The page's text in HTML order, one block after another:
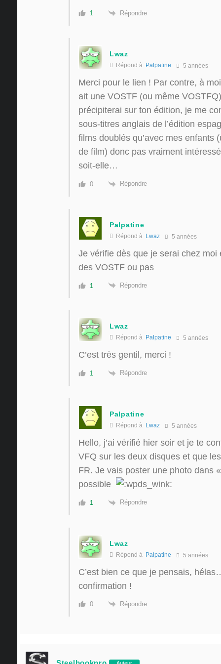
1 Répondre
Lwaz
Répond à Palpatine 5 années
Merci pour le lien ! Par contre, à
ait une VOSTF (ou même
précipiterai sur ton édition, je me
sous-titres anglais de l’édition
films doublés qu’avec mes enfants
de film) donc pas vraiment
soit-elle…
0 Répondre
Palpatine
Répond à Lwaz 5 années
Je vérifie dès que je serai chez
des VOSTF ou pas
1 Répondre
Lwaz
Répond à Palpatine 5 années
C’est très gentil, merci !
1 Répondre
Palpatine
Répond à Lwaz 5 années
Hello, j’ai vérifié hier soir et je te
VFQ sur les deux disques et que
FR. Je vais poster une photo dans
possible
1 Répondre
Lwaz
Répond à Palpatine 5 années
C’est bien ce que je pensais,
confirmation !
0 Répondre
Auteur